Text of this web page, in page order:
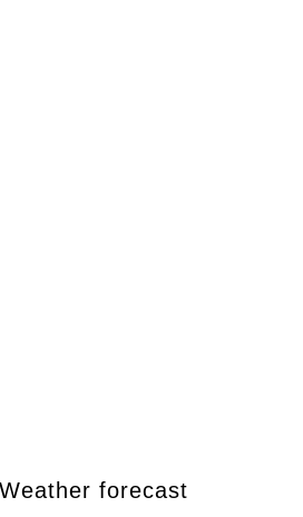
Weather forecast